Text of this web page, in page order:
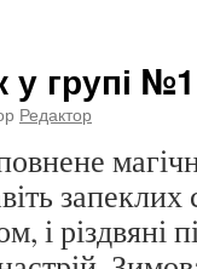
групі №1
Редактор
запеклих
і різдвяні